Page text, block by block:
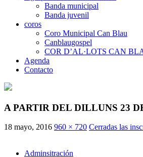
Banda municipal
Banda juvenil
coros
Coro Municipal Can Blau
Canblaugospel
COR D’AL·LOTS CAN
Agenda
Contacto
A PARTIR DEL DILLUNS 23
18 mayo, 2016 960 × 720 Cerradas las
Adminsitración